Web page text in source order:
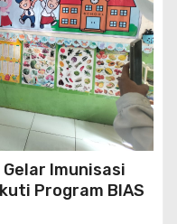
Imunisasi
Program BIAS